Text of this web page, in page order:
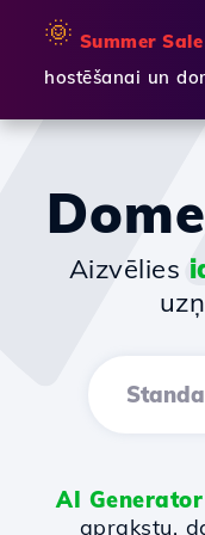
🌞 Summer Sale
hostēšanai un
Aizvēlies
AI Generator
aprakstu,